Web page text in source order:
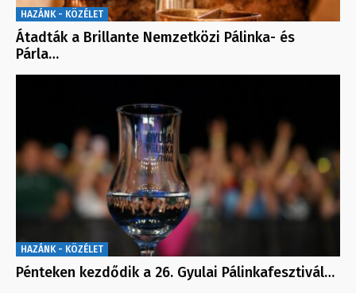
HAZÁNK - KÖZÉLET
Átadták a Brillante Nemzetközi Pálinka- és
Párla…
HAZÁNK - KÖZÉLET
Pénteken kezdődik a 26. Gyulai Pálinkafesztivál…